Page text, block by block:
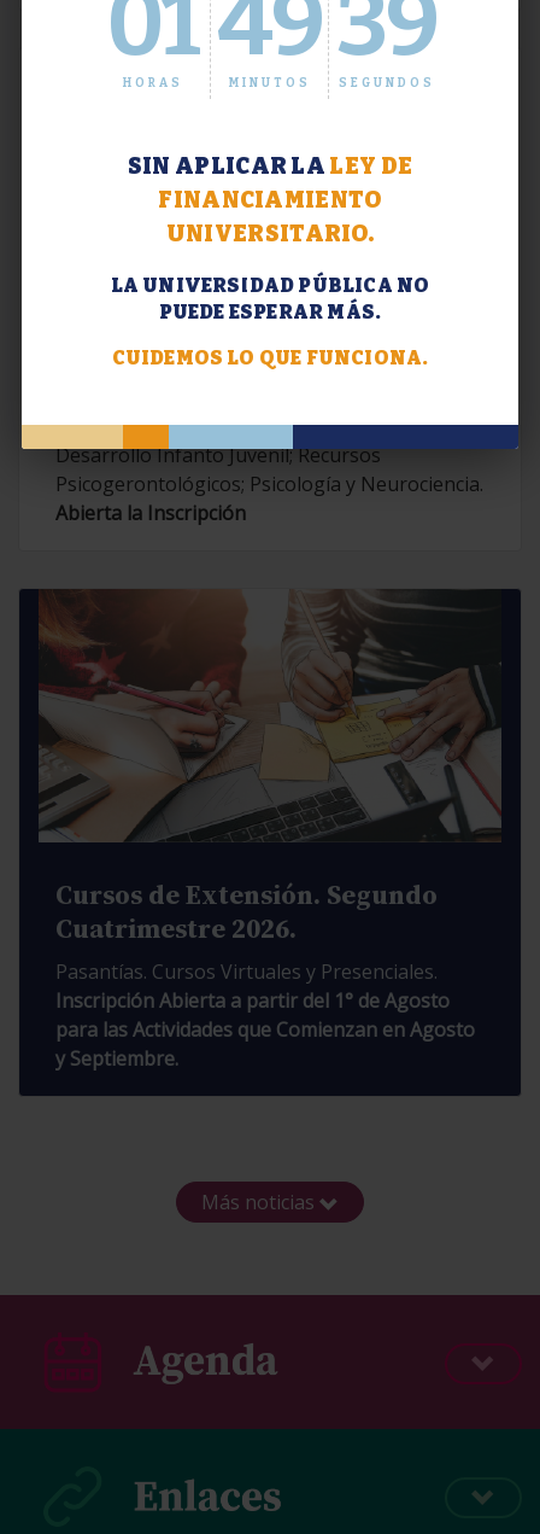
01
HORAS
49
MINUTOS
39
SEGUNDOS
SIN APLICAR LA LEY DE
FINANCIAMIENTO
UNIVERSITARIO.
LA UNIVERSIDAD PÚBLICA NO
PUEDE ESPERAR MÁS.
CUIDEMOS LO QUE FUNCIONA.
Extensión. Diplomaturas 2026.
Contemporáneas; Problemáticas en el
Desarrollo Infanto Juvenil; Recursos
Psicogerontológicos; Psicología y Neurociencia.
Abierta la Inscripción
Cursos de Extensión. Segundo
Cuatrimestre 2026.
Pasantías. Cursos Virtuales y Presenciales.
Inscripción Abierta a partir del 1° de Agosto
para las Actividades que Comienzan en Agosto
y Septiembre.
Más noticias